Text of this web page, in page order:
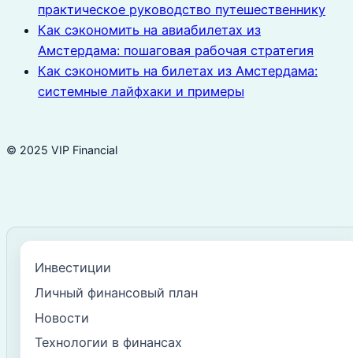
практическое руководство путешественнику
Как сэкономить на авиабилетах из
Амстердама: пошаговая рабочая стратегия
Как сэкономить на билетах из Амстердама:
системные лайфхаки и примеры
© 2025 VIP Financial
Инвестиции
Личный финансовый план
Новости
Технологии в финансах